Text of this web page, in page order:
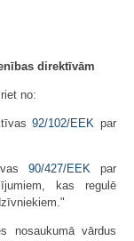
direktīvām
no:
92/102/EEK par
90/427/EEK par
kas regulē
nosaukumā vārdus